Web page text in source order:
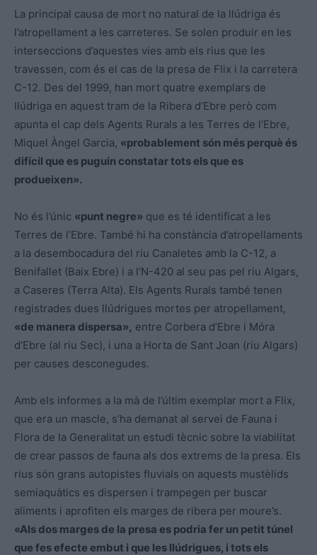
La principal causa de mort no natural de la llúdriga és
l’atropellament a les carreteres. Se solen produir en les
interseccions d’aquestes vies amb els rius que les
travessen, com és el cas de la presa de Flix i la carretera
C-12. Des del 1999, han mort quatre exemplars de
llúdriga en aquest tram de la Ribera d’Ebre però com
apunta el cap dels Agents Rurals a les Terres de l’Ebre,
Miquel Àngel Garcia, «probablement són més perquè és
difícil que es puguin constatar tots els que es
produeixen».
No és l’únic «punt negre» que es té identificat a les
Terres de l’Ebre. També hi ha constància d’atropellaments
a la desembocadura del riu Canaletes amb la C-12, a
Benifallet (Baix Ebre) i a l’N-420 al seu pas pel riu Algars,
a Caseres (Terra Alta). Els Agents Rurals també tenen
registrades dues llúdrigues mortes per atropellament,
«de manera dispersa», entre Corbera d’Ebre i Móra
d’Ebre (al riu Sec), i una a Horta de Sant Joan (riu Algars)
per causes desconegudes.
Amb els informes a la mà de l’últim exemplar mort a Flix,
que era un mascle, s’ha demanat al servei de Fauna i
Flora de la Generalitat un estudi tècnic sobre la viabilitat
de crear passos de fauna als dos extrems de la presa. Els
rius són grans autopistes fluvials on aquests mustèlids
semiaquàtics es dispersen i trampegen per buscar
aliments i aprofiten els marges de ribera per moure’s.
«Als dos marges de la presa es podria fer un petit túnel
que fes efecte embut i que les llúdrigues, i tots els